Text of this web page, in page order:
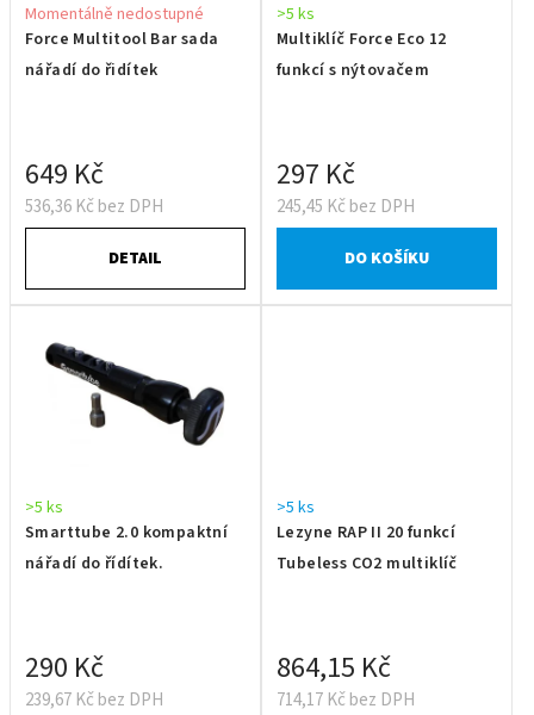
Force Multitool Bar sada
nářadí do řidítek
Momentálně nedostupné
536,36 Kč bez DPH
649 Kč
DETAIL
Multiklíč Force Eco 12
funkcí s nýtovačem
>5 ks
245,45 Kč bez DPH
297 Kč
DO KOŠÍKU
Smarttube 2.0 kompaktní
nářadí do řídítek.
>5 ks
239,67 Kč bez DPH
290 Kč
Lezyne RAP II 20 funkcí
Tubeless CO2 multiklíč
>5 ks
714,17 Kč bez DPH
864,15 Kč